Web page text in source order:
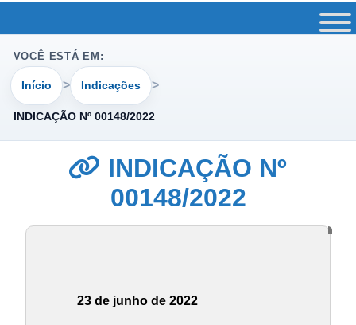
VOCÊ ESTÁ EM:
Início Indicações
INDICAÇÃO Nº 00148/2022
INDICAÇÃO Nº
00148/2022
23 de junho de 2022